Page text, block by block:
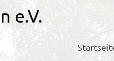
e.V.